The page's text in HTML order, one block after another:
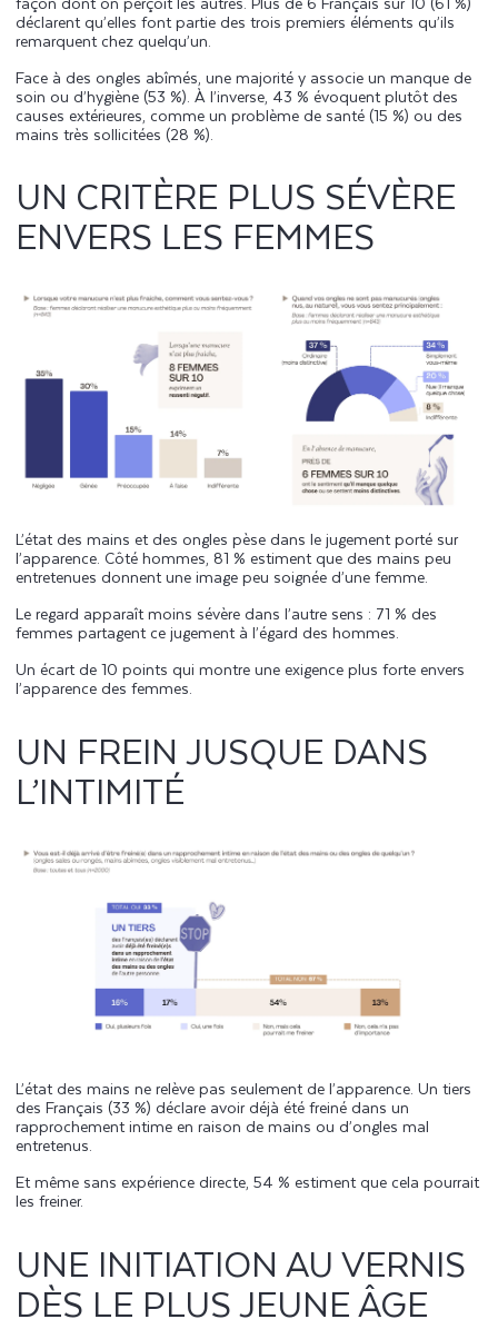
déclarent qu’elles font partie des trois premiers éléments qu’ils
remarquent chez quelqu’un.
Face à des ongles abîmés, une majorité y associe un manque de
soin ou d’hygiène (53 %). À l’inverse, 43 % évoquent plutôt des
causes extérieures, comme un problème de santé (15 %) ou des
mains très sollicitées (28 %).
UN CRITÈRE PLUS SÉVÈRE
ENVERS LES FEMMES
L’état des mains et des ongles pèse dans le jugement porté sur
l’apparence. Côté hommes, 81 % estiment que des mains peu
entretenues donnent une image peu soignée d’une femme.
Le regard apparaît moins sévère dans l’autre sens : 71 % des
femmes partagent ce jugement à l’égard des hommes.
Un écart de 10 points qui montre une exigence plus forte envers
l’apparence des femmes.
UN FREIN JUSQUE DANS
L’INTIMITÉ
L’état des mains ne relève pas seulement de l’apparence. Un tiers
des Français (33 %) déclare avoir déjà été freiné dans un
rapprochement intime en raison de mains ou d’ongles mal
entretenus.
Et même sans expérience directe, 54 % estiment que cela pourrait
les freiner.
UNE INITIATION AU VERNIS
DÈS LE PLUS JEUNE ÂGE